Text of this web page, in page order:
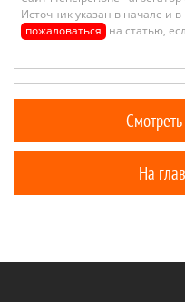
Источник указан в начале и
пожаловаться на статью,
На